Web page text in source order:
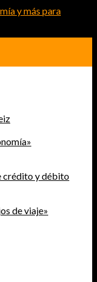
crédito y débito
de viaje»